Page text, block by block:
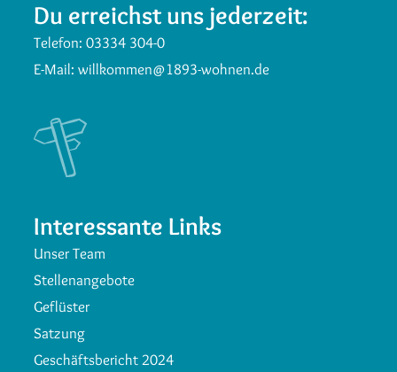
Du erreichst uns jederzeit:
Telefon:03334 304-0
E-Mail:willkommen@1893-wohnen.de
Interessante Links
Unser Team
Stellenangebote
Geflüster
Satzung
Geschäftsbericht 2024